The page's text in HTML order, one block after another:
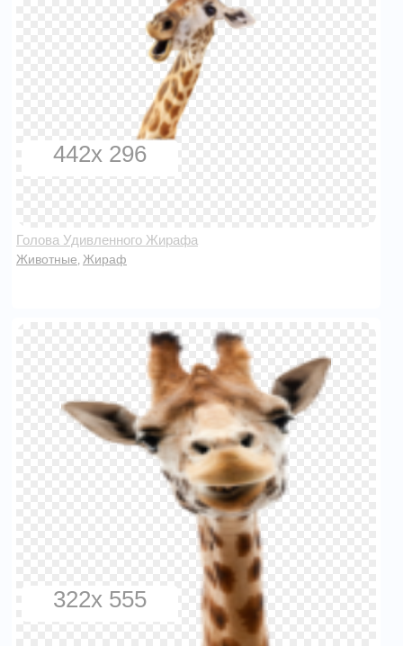
442x 296
Голова Удивленного Жирафа
Животные Жираф
322x 555